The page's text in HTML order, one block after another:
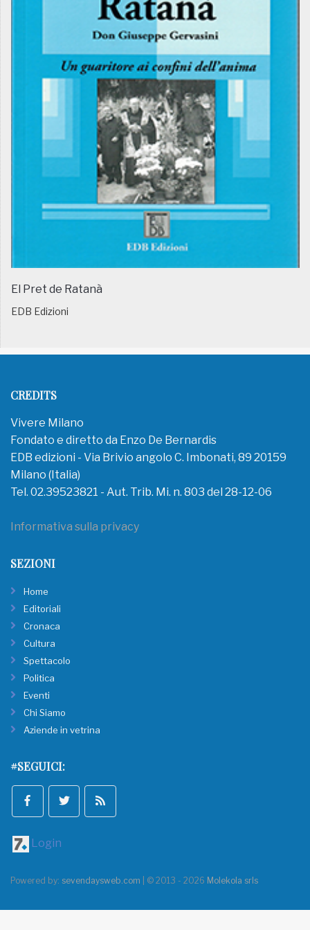
El Pret de Ratanà
EDB Edizioni
CREDITS
Vivere Milano
Fondato e diretto da Enzo De Bernardis
EDB edizioni - Via Brivio angolo C. Imbonati, 89 20159
Milano (Italia)
Tel. 02.39523821 - Aut. Trib. Mi. n. 803 del 28-12-06
Informativa sulla privacy
SEZIONI
Home
Editoriali
Cronaca
Cultura
Spettacolo
Politica
Eventi
Chi Siamo
Aziende in vetrina
#SEGUICI:
Login
Powered by: sevendaysweb.com | © 2013 - 2026 Molekola srls